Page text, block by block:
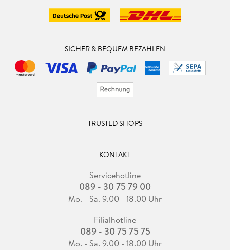
SICHER & BEQUEM BEZAHLEN
TRUSTED SHOPS
KONTAKT
Servicehotline
089 - 30 75 79 00
Mo. - Sa. 9.00 - 18.00 Uhr
Filialhotline
089 - 30 75 75 75
Mo. - Sa. 9.00 - 18.00 Uhr